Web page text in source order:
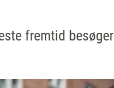
fremtid besøger